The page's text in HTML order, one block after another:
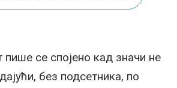
пише се спојено кад значи не
без подсетника, по